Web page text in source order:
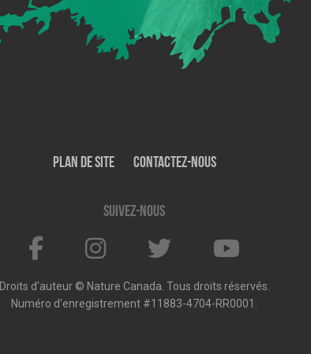
Plan de site Contactez-nous
Suivez-nous
Droits d'auteur © Nature Canada. Tous droits réservés.
Numéro d'enregistrement #11883-4704-RR0001.